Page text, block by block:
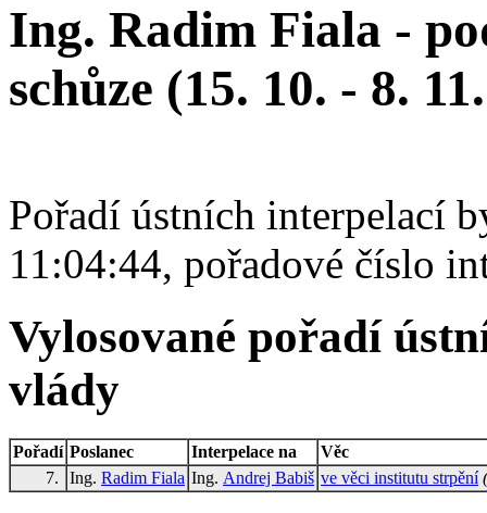
Ing. Radim Fiala -
schůze (15. 10. - 8.
Pořadí ústních interpelací
11:04:44, pořadové číslo
Vylosované pořadí
vlády
Pořadí Poslanec Interpelace na
Věc
7.
Ing. Radim Fiala Ing. Andrej Babiš ve věci institutu strpění